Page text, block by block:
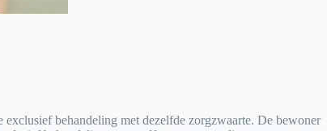
behandeling met dezelfde zorgzwaarte. De bewoner